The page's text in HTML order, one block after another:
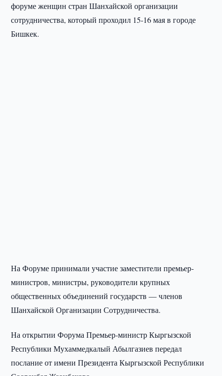
форуме женщин стран Шанхайской организации
сотрудничества, который проходил 15-16 мая в городе
Бишкек.
На Форуме принимали участие заместители премьер-
министров, министры, руководители крупных
общественных объединений государств — членов
Шанхайской Организации Сотрудничества.
На открытии Форума Премьер-министр Кыргызской
Республики Мухаммедкалый Абылгазиев передал
послание от имени Президента Кыргызской Республики